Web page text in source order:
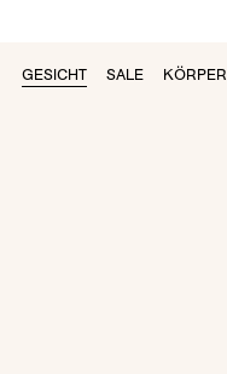
GESICHT SALE KÖRPER